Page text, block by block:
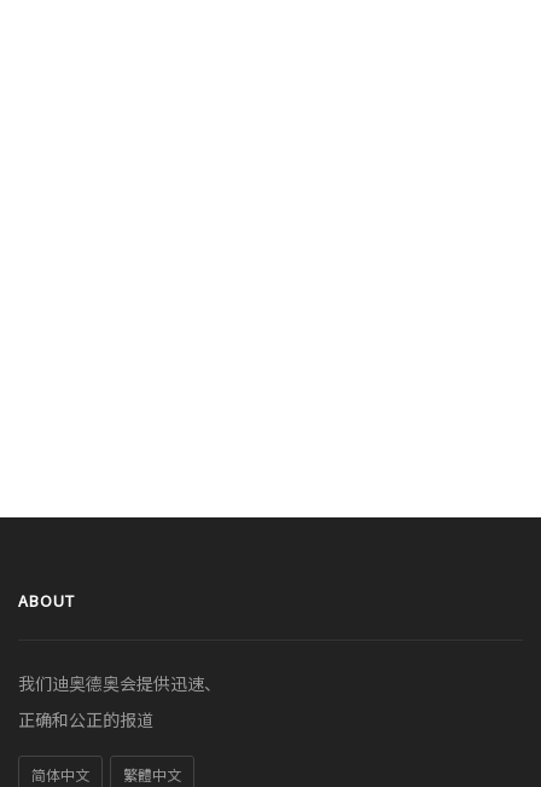
ABOUT
我们迪奥德奥会提供迅速、
正确和公正的报道
简体中文 繁體中文